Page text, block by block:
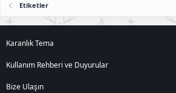
Etiketler
Karanlık Tema
Kullanım Rehberi ve Duyurular
Bize Ulaşın